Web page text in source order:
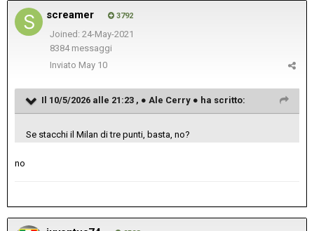
screamer 3792
Joined: 24-May-2021
8384 messaggi
Inviato May 10
Il 10/5/2026 alle 21:23 , ● Ale Cerry ● ha scritto:
Se stacchi il Milan di tre punti, basta, no?
no